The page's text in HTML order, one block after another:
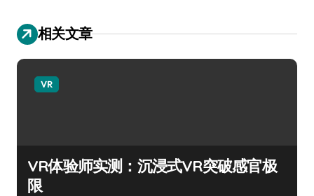
相关文章
VR
VR体验师实测：沉浸式VR突破感官极
限